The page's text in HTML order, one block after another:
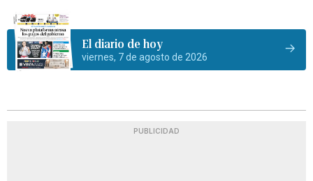
El diario de hoy
viernes, 7 de agosto de 2026
PUBLICIDAD